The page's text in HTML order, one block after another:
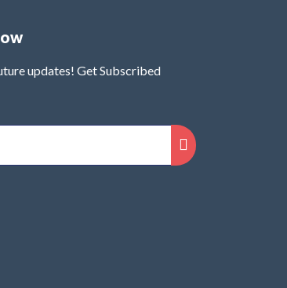
updates! Get Subscribed